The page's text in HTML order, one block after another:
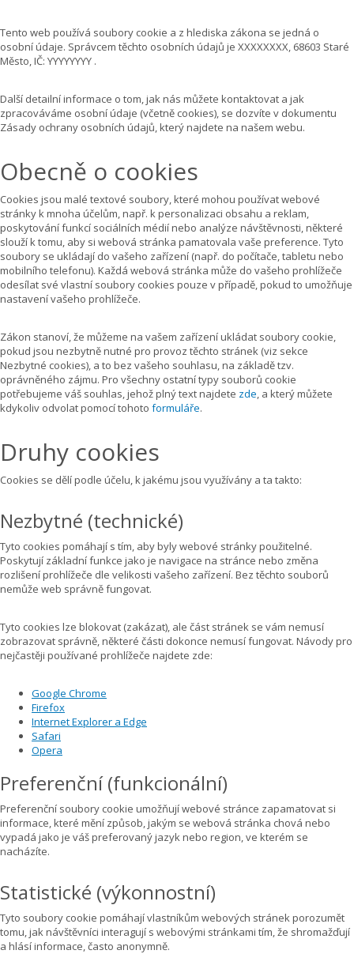
Tento web používá soubory cookie a z hlediska zákona se jedná o
osobní údaje. Správcem těchto osobních údajů je XXXXXXXX, 68603 Staré
Město, IČ: YYYYYYYY .
Další detailní informace o tom, jak nás můžete kontaktovat a jak
zpracováváme osobní údaje (včetně cookies), se dozvíte v dokumentu
Zásady ochrany osobních údajů, který najdete na našem webu.
Obecně o cookies
Cookies jsou malé textové soubory, které mohou používat webové
stránky k mnoha účelům, např. k personalizaci obsahu a reklam,
poskytování funkcí sociálních médií nebo analýze návštěvnosti, některé
slouží k tomu, aby si webová stránka pamatovala vaše preference. Tyto
soubory se ukládají do vašeho zařízení (např. do počítače, tabletu nebo
mobilního telefonu). Každá webová stránka může do vašeho prohlížeče
odesílat své vlastní soubory cookies pouze v případě, pokud to umožňuje
nastavení vašeho prohlížeče.
Zákon stanoví, že můžeme na vašem zařízení ukládat soubory cookie,
pokud jsou nezbytně nutné pro provoz těchto stránek (viz sekce
Nezbytné cookies), a to bez vašeho souhlasu, na základě tzv.
oprávněného zájmu. Pro všechny ostatní typy souborů cookie
potřebujeme váš souhlas, jehož plný text najdete zde , a který můžete
kdykoliv odvolat pomocí tohoto formuláře.
Druhy cookies
Cookies se dělí podle účelu, k jakému jsou využívány a ta takto:
Nezbytné (technické)
Tyto cookies pomáhají s tím, aby byly webové stránky použitelné.
Poskytují základní funkce jako je navigace na stránce nebo změna
rozlišení prohlížeče dle velikosti vašeho zařízení. Bez těchto souborů
nemůže web správně fungovat.
Tyto cookies lze blokovat (zakázat), ale část stránek se vám nemusí
zobrazovat správně, některé části dokonce nemusí fungovat. Návody pro
nejčastěji používané prohlížeče najdete zde:
Google Chrome
Firefox
Internet Explorer a Edge
Safari
Opera
Preferenční (funkcionální)
Preferenční soubory cookie umožňují webové stránce zapamatovat si
informace, které mění způsob, jakým se webová stránka chová nebo
vypadá jako je váš preferovaný jazyk nebo region, ve kterém se
nacházíte.
Statistické (výkonnostní)
Tyto soubory cookie pomáhají vlastníkům webových stránek porozumět
tomu, jak návštěvníci interagují s webovými stránkami tím, že shromažďují
a hlásí informace, často anonymně.